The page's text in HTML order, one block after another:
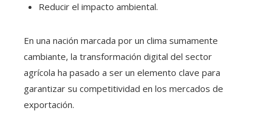
Reducir el impacto ambiental.
En una nación marcada por un clima sumamente
cambiante, la transformación digital del sector
agrícola ha pasado a ser un elemento clave para
garantizar su competitividad en los mercados de
exportación.